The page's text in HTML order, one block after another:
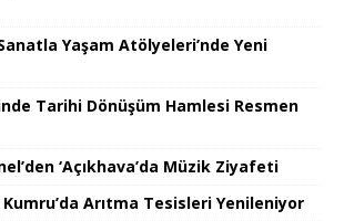
Yaşam Atölyeleri’nde Yeni
Tarihi Dönüşüm Hamlesi Resmen
‘Açıkhava’da Müzik Ziyafeti
Kumru’da Arıtma Tesisleri Yenileniyor